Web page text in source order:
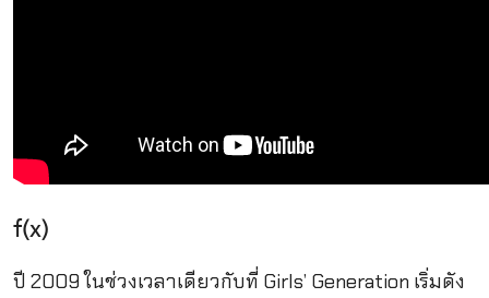
f(x)
ปี 2009 ในช่วงเวลาเดียวกับที่ Girls’ Generation เริ่มดัง